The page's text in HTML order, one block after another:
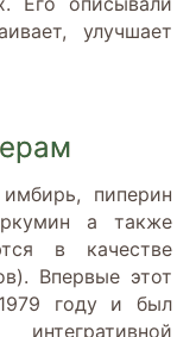
улучшает
пиперин
а также
в качестве
Впервые этот
году и был